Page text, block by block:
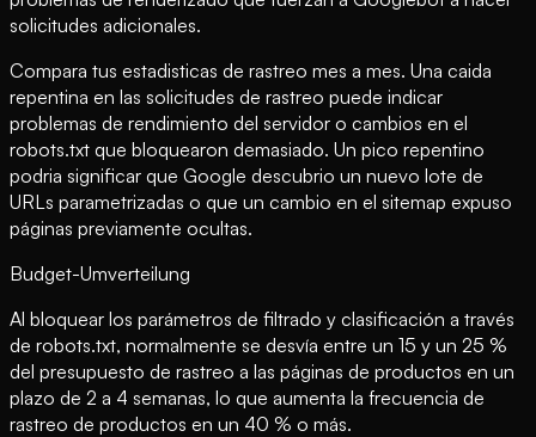
solicitudes adicionales.
Compara tus estadisticas de rastreo mes a mes. Una caida
repentina en las solicitudes de rastreo puede indicar
problemas de rendimiento del servidor o cambios en el
robots.txt que bloquearon demasiado. Un pico repentino
podria significar que Google descubrio un nuevo lote de
URLs parametrizadas o que un cambio en el sitemap expuso
páginas previamente ocultas.
Budget-Umverteilung
Al bloquear los parámetros de filtrado y clasificación a través
de robots.txt, normalmente se desvía entre un 15 y un 25 %
del presupuesto de rastreo a las páginas de productos en un
plazo de 2 a 4 semanas, lo que aumenta la frecuencia de
rastreo de productos en un 40 % o más.